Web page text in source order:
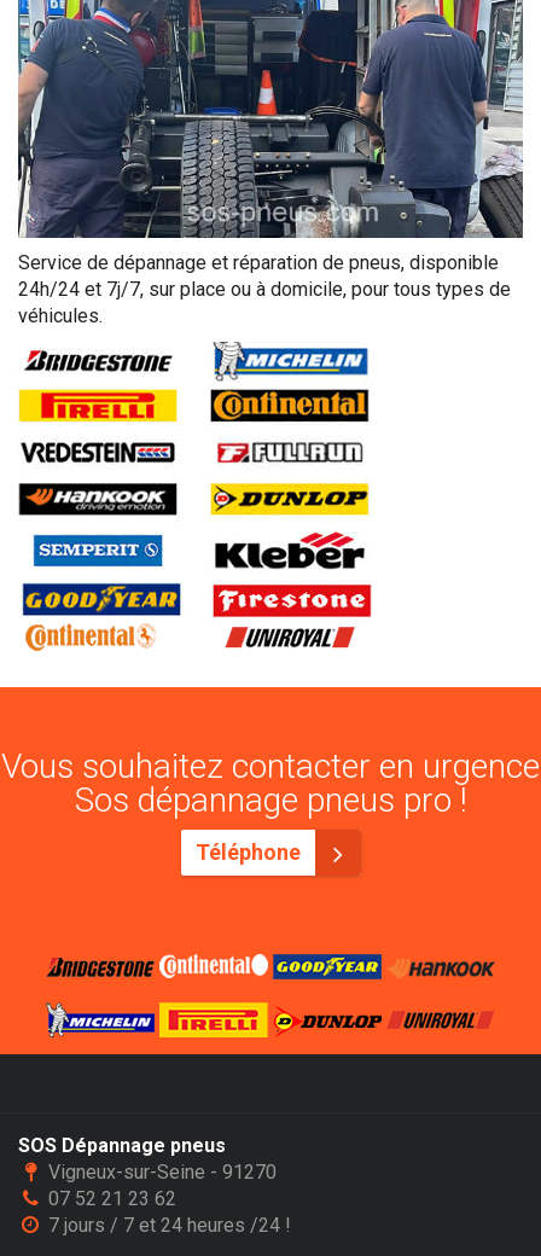
Service de dépannage et réparation de pneus, disponible
24h/24 et 7j/7, sur place ou à domicile, pour tous types de
véhicules.
Vous souhaitez contacter en urgence
Sos dépannage pneus pro !
Téléphone
SOS Dépannage pneus
Vigneux-sur-Seine - 91270
07 52 21 23 62
7 jours / 7 et 24 heures /24 !